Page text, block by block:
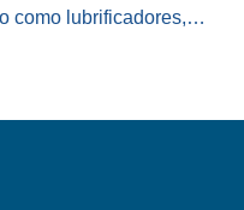
como lubrificadores,…